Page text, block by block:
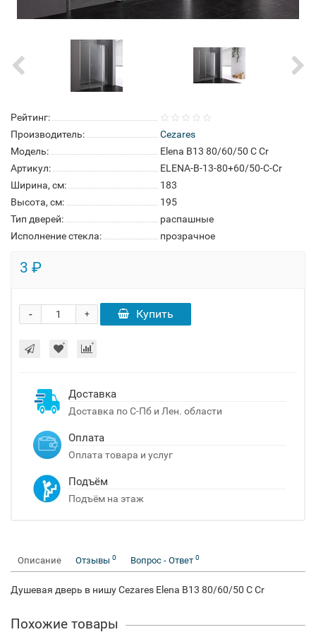
Рейтинг:
Производитель:
Cezares
Модель:
Elena B13 80/60/50 C Cr
Артикул:
ELENA-B-13-80+60/50-C-Cr
Ширина, см:
183
Высота, см:
195
Тип дверей:
распашные
Исполнение стекла:
прозрачное
3 ₽
+
- Купить
Доставка
Доставка по С-Пб и Лен. области
Оплата
Оплата товара и услуг
Подъём
Подъём на этаж
Описание Отзывы 0 Вопрос - Ответ 0
Душевая дверь в нишу Cezares Elena B13 80/60/50 C Cr
Похожие товары